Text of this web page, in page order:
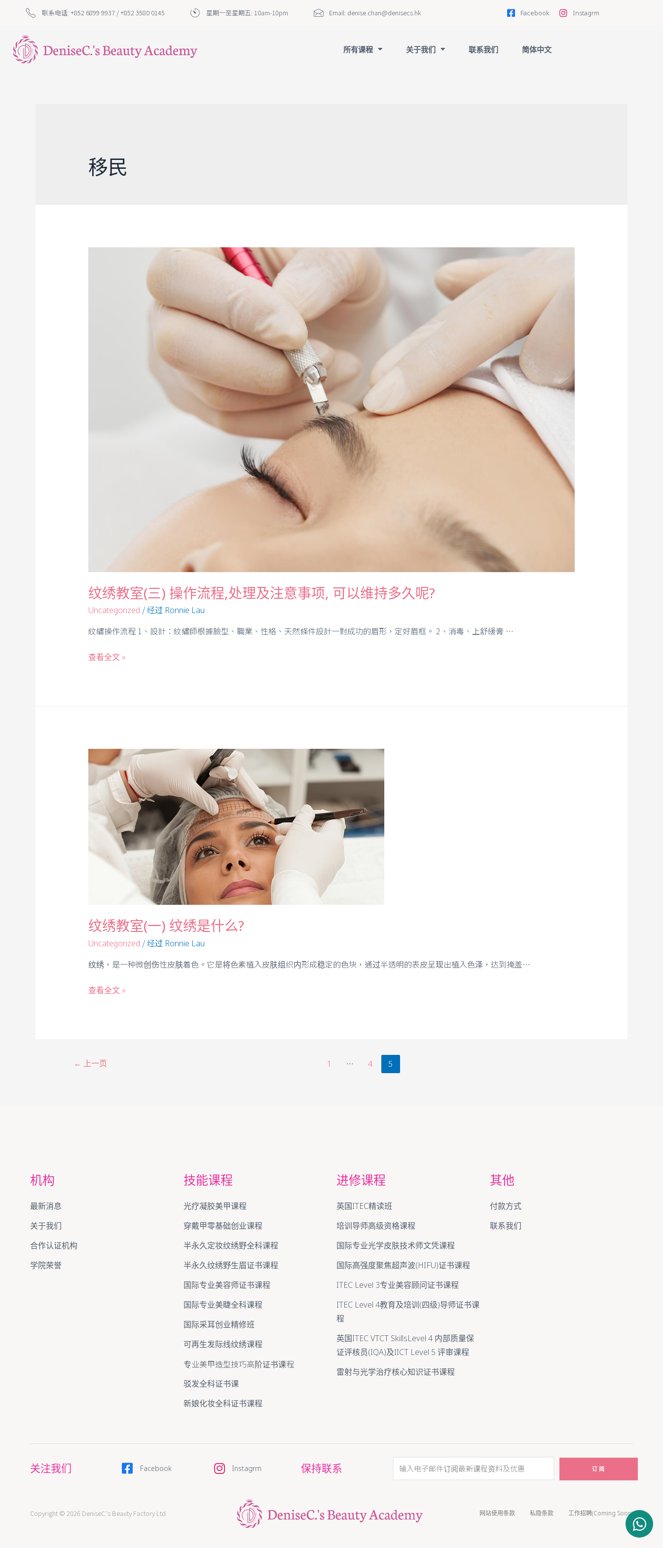
联系电话: +852 6899 9937 / +852 3580 0145 星期一至星期五: 10am-10pm Email: denise.chan@denisecs.hk Facebook Instagrm
所有课程 关于我们 联系我们 简体中文
移民
纹绣教室(三) 操作流程,处理及注意事项, 可以维持多久呢?
Uncategorized / 经过 Ronnie Lau
紋繡操作流程 1、設計：紋繡師根據臉型、職業、性格、天然條件設計一對成功的眉形，定好眉框。 2、消毒、上舒緩膏 …
查看全文 »
纹绣教室(一) 纹绣是什么?
Uncategorized / 经过 Ronnie Lau
纹绣，是一种微创伤性皮肤着色。它是将色素植入皮肤组织内形成稳定的色块，通过半透明的表皮呈现出植入色泽，达到掩盖…
查看全文 »
← 上一页 1 … 4 5
机构
最新消息
关于我们
合作认证机构
学院荣誉
技能课程
光疗凝胶美甲课程
穿戴甲零基础创业课程
半永久定妆纹绣野全科课程
半永久纹绣野生眉证书课程
国际专业美容师证书课程
国际专业美睫全科课程
国际采耳创业精修班
可再生发际线纹绣课程
专业美甲造型技巧高阶证书课程
驳发全科证书课
新娘化妆全科证书课程
进修课程
英国ITEC精读班
培训导师高级资格课程
国际专业光学皮肤技术师文凭课程
国际高强度聚焦超声波(HIFU)证书课程
ITEC Level 3专业美容顾问证书课程
ITEC Level 4教育及培训(四级)导师证书课
程
英国ITEC VTCT SkillsLevel 4 内部质量保
证评核员(IQA)及IICT Level 5 评审课程
雷射与光学治疗核心知识证书课程
其他
付款方式
联系我们
关注我们 Facebook Instagrm 保持联系 订阅
Copyright © 2026 DeniseC.'s Beauty Factory Ltd. 网站使用条款 私隐条款 工作招聘(Coming Soon)